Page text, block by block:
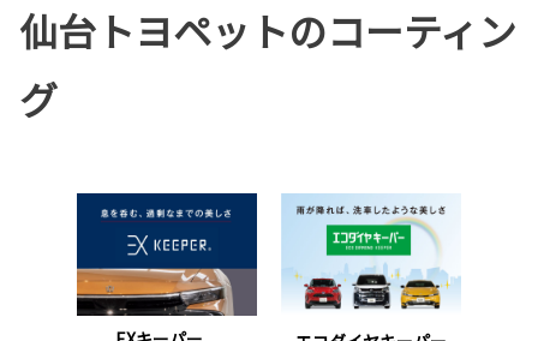
仙台トヨペットのコーティン
グ